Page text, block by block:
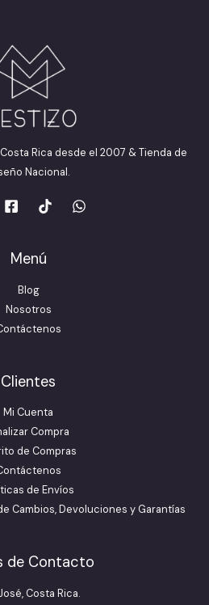
Rica desde el 2007 & Tienda de
Nacional.
Menú
Blog
Nosotros
Clientes
Mi Cuenta
Compra
de Compras
de Envíos
Cambios, Devoluciones y Garantías
de Contacto
Costa Rica.